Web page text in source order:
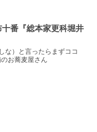
番『総本家更科堀井
な）と言ったらまずココ
お蕎麦屋さん